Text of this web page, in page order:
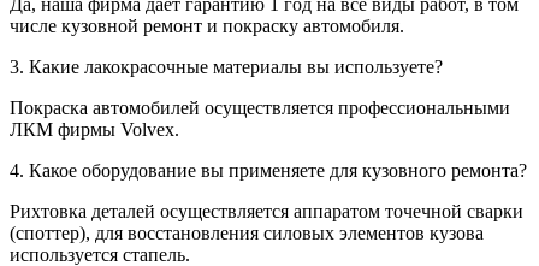
Да, наша фирма даёт гарантию 1 год на все виды работ, в том
числе кузовной ремонт и покраску автомобиля.
3. Какие лакокрасочные материалы вы используете?
Покраска автомобилей осуществляется профессиональными
ЛКМ фирмы Volvex.
4. Какое оборудование вы применяете для кузовного ремонта?
Рихтовка деталей осуществляется аппаратом точечной сварки
(споттер), для восстановления силовых элементов кузова
используется стапель.